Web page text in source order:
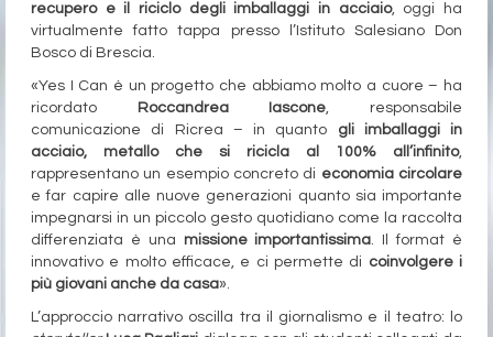
recupero e il riciclo degli imballaggi in acciaio, oggi ha
virtualmente fatto tappa presso l’Istituto Salesiano Don
Bosco di Brescia.
«Yes I Can è un progetto che abbiamo molto a cuore – ha
ricordato Roccandrea Iascone , responsabile
comunicazione di Ricrea – in quanto
gli imballaggi in
acciaio, metallo che si ricicla al 100% all’infinito,
rappresentano un esempio concreto di economia circolare
e far capire alle nuove generazioni quanto sia importante
impegnarsi in un piccolo gesto quotidiano come la raccolta
differenziata è una
missione importantissima . Il format è
innovativo e molto efficace, e ci permette di coinvolgere i
più giovani anche da casa».
L’approccio narrativo oscilla tra il giornalismo e il teatro: lo